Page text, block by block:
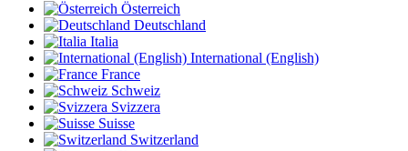
Österreich
Deutschland
Italia
International (English)
France
Schweiz
Svizzera
Suisse
Switzerland